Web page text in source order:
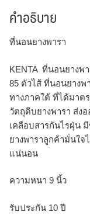
คำอธิบาย
ที่นอนยางพารา
KENTA ที่นอนยางพ
85 ตัวไส้ ที่นอนยางพ
ทางภาคใต้ ที่ได้มาต
วัตถุดิบยางพารา ส่ง
เคลือบสารกันไรฝุ่น
ยางพาราลูกค้ามั่นใ
แน่นอน
ความหนา 9 นิ้ว
รับประกัน 10 ปี